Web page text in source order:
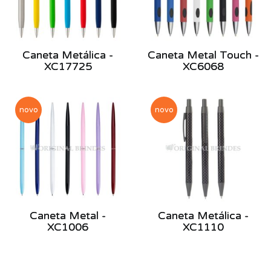
Caneta Metálica -
XC17725
Caneta Metal Touch -
XC6068
novo
Caneta Metal -
XC1006
novo
Caneta Metálica -
XC1110